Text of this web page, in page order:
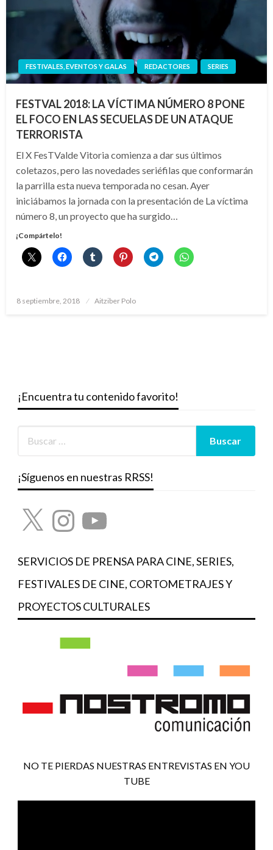
FESTIVALES, EVENTOS Y GALAS REDACTORES SERIES
FESTVAL 2018: LA VÍCTIMA NÚMERO 8 PONE
EL FOCO EN LAS SECUELAS DE UN ATAQUE
TERRORISTA
El X FesTValde Vitoria comienza a dar sus últimos
coletazos, pero las novedades seriéfilas que conformarán
la parrilla esta nueva temporada no cesan. Ayer
iniciábamos la jornada con la presentación de La víctima
número 8, un proyecto que ha surgido…
¡Compártelo!
Publicado
8 septiembre, 2018 Aitziber Polo
¡Encuentra tu contenido favorito!
¡Síguenos en nuestras RRSS!
X InstagramYouTube
SERVICIOS DE PRENSA PARA CINE, SERIES,
FESTIVALES DE CINE, CORTOMETRAJES Y
PROYECTOS CULTURALES
NO TE PIERDAS NUESTRAS ENTREVISTAS EN YOU
TUBE